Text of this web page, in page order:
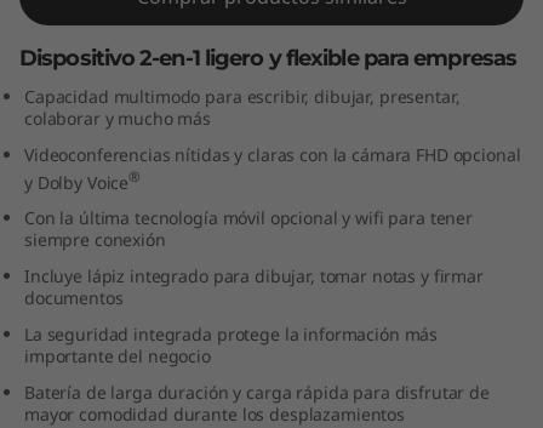
"
I
n
e
l
)
Dispositivo 2-en-1 ligero y flexible para empresas
Capacidad multimodo para escribir, dibujar, presentar,
colaborar y mucho más
Videoconferencias nítidas y claras con la cámara FHD opcional
y Dolby Voice®
Con la última tecnología móvil opcional y wifi para tener
siempre conexión
Incluye lápiz integrado para dibujar, tomar notas y firmar
documentos
La seguridad integrada protege la información más
importante del negocio
Batería de larga duración y carga rápida para disfrutar de
mayor comodidad durante los desplazamientos